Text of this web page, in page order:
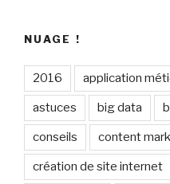
NUAGE !
2016 application
astuces big data
conseils content
création de site internet